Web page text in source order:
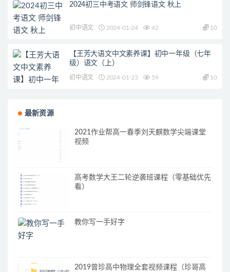
2024初三中考语文 师剑锋语文 秋上
初中语文 2024-01-24 42 10
【王芳大语文中文素养课】初中一年级（七年
级）语文（上）
初中语文 2024-01-23 59 10
最新资源
2021作业帮高一春季刘天麒数学尖端课堂
视频
高考数学大王二轮逆袭班课程（零基础优先
看）
教你写一手好字
2019曾珍高中物理全套视频课程（珍哥高